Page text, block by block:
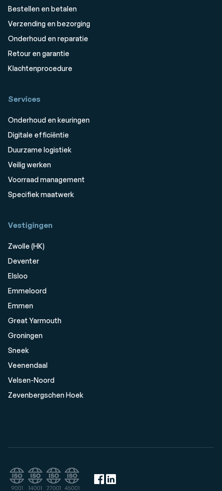
Bestellen en betalen
Verzending en bezorging
Onderhoud en reparatie
Retour en garantie
Klachtenprocedure
Services
Onderhoud en keuringen
Digitale efficiëntie
Duurzame logistiek
Veilig werken
Voorraad management
Specifiek maatwerk
Vestigingen
Zwolle (HK)
Deventer
Elsloo
Emmeloord
Emmen
Great Yarmouth
Groningen
Sneek
Veenendaal
Velsen-Noord
Zevenbergschen Hoek